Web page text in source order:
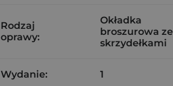
Rodzaj
oprawy:
Okładka
broszurowa ze
skrzydełkami
Wydanie: 1